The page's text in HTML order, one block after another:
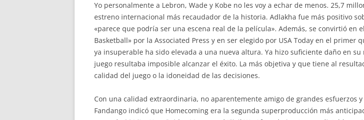
Yo personalmente a Lebron, Wade y Kobe no les voy a echar de menos. 25,7
estreno internacional más recaudador de la historia. Adlakha fue más positivo
«parece que podría ser una escena real de la película». Además, se convirtió
Basketball» por la Associated Press y en ser elegido por USA Today en el
ya insuperable ha sido elevada a una nueva altura. Ya hizo suficiente daño en
juego resultaba imposible alcanzar el éxito. La más objetiva y que tiene al
calidad del juego o la idoneidad de las decisiones.
Con una calidad extraordinaria, no aparentemente amigo de grandes esfuerzos
Fandango indicó que Homecoming era la segunda superproducción más